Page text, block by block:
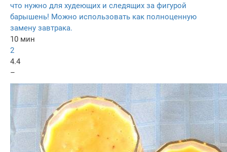
что нужно для худеющих и следящих за фигурой
барышень! Можно использовать как полноценную
замену завтрака.
10 мин
2
4.4
–